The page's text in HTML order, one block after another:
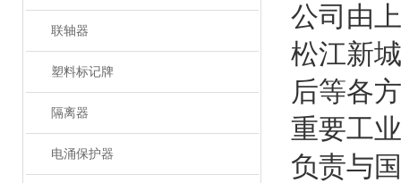
联轴器
塑料标记牌
隔离器
电涌保护器
公司由
松江新
后等各
重要工
负责与